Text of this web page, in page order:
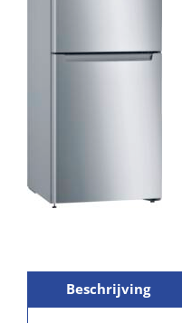
Beschrijving